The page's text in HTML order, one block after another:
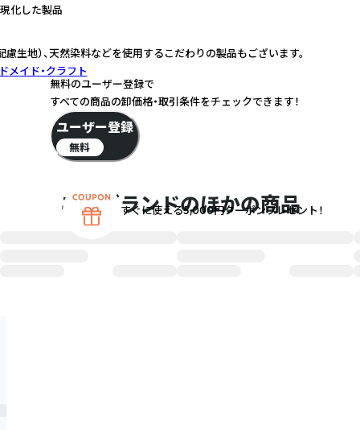
化した製品
慮生地）、天然染料などを使用するこだわりの製品もございます。
メイド・クラフト
このブランドのほかの商品
無料のユーザー登録で
すべての商品の卸価格・取引条件をチェックできます！
ユーザー登録
無料
すぐに使える5,000円クーポンプレゼント！